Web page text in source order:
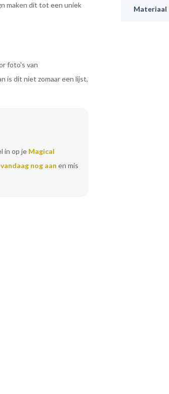
maken dit tot een uniek
foto's van
is dit niet zomaar een lijst,
in op je Magical
nog aan en mis
Materiaal